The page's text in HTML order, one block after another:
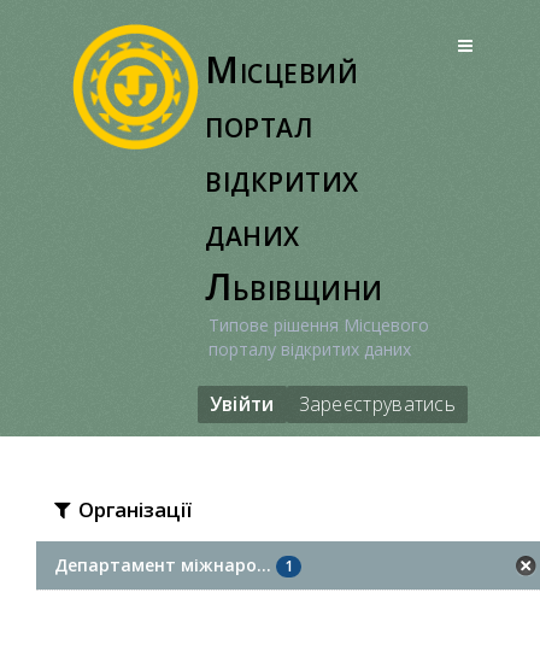
Місцевий
портал
відкритих
даних
Львівщини
Типове рішення Місцевого
порталу відкритих даних
Увійти Зареєструватись
Організації
Департамент міжнаро... 1